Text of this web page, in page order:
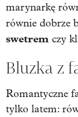
marynarkę
równie dobrze
swetrem czy
Bluzka z
Romantyczne
tylko latem: